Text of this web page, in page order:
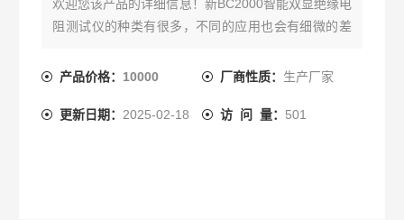
欢迎您该产品的详细信息！新BC2000智能双显绝缘电
阻测试仪的种类有很多，不同的应用也会有细微的差
产品价格： 10000 厂商性质： 生产厂家
更新日期： 2025-02-18 访 问 量： 501